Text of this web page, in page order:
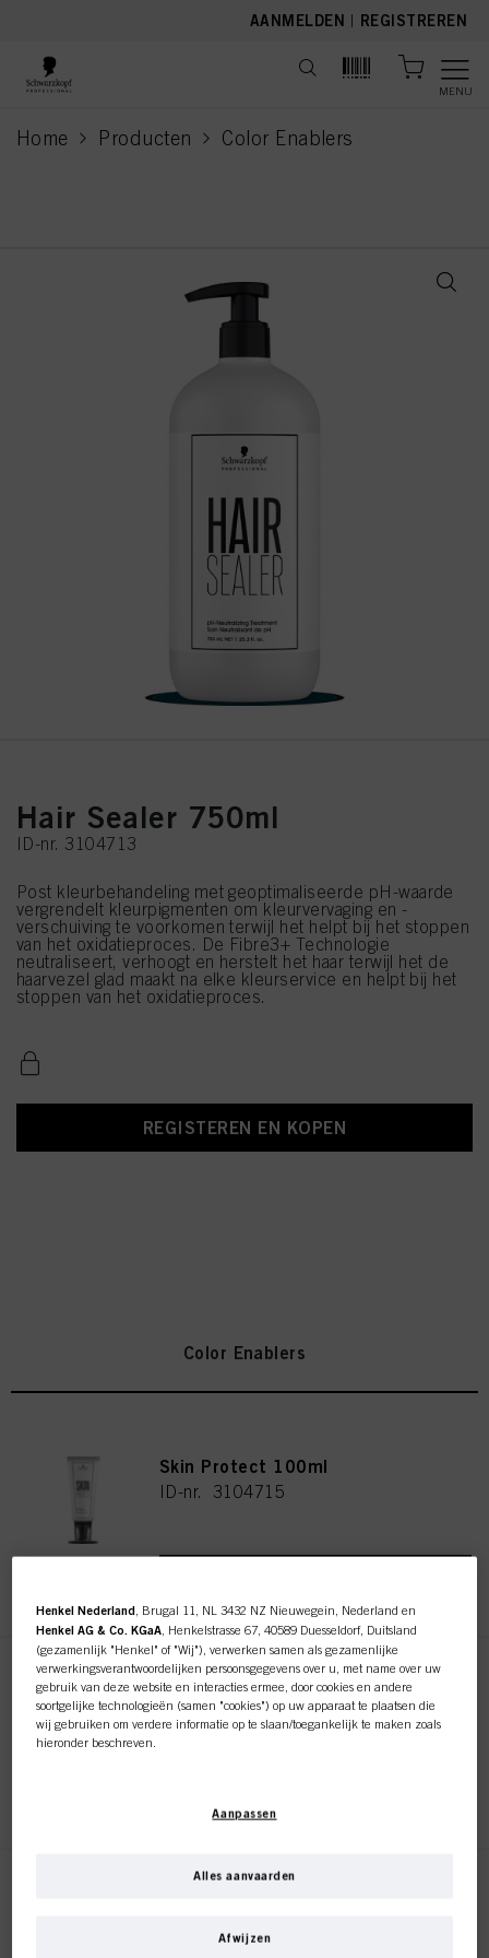
AANMELDEN | REGISTREREN
MENU
Home Producten Color Enablers
current page
Hair Sealer 750ml
ID-nr. 3104713
Post kleurbehandeling met geoptimaliseerde pH-waarde
vergrendelt kleurpigmenten om kleurvervaging en -
verschuiving te voorkomen terwijl het helpt bij het stoppen
van het oxidatieproces. De Fibre3+ Technologie
neutraliseert, verhoogt en herstelt het haar terwijl het de
haarvezel glad maakt na elke kleurservice en helpt bij het
stoppen van het oxidatieproces.
REGISTEREN EN KOPEN
Color Enablers
Skin Protect 100ml
ID-nr. 3104715
Stain Remover 250ml
ID-nr. 3050809
Henkel Nederland , Brugal 11, NL 3432 NZ Nieuwegein, Nederland en
Henkel AG & Co. KGaA , Henkelstrasse 67, 40589 Duesseldorf, Duitsland
(gezamenlijk "Henkel" of "Wij"), verwerken samen als gezamenlijke
verwerkingsverantwoordelijken persoonsgegevens over u, met name over uw
gebruik van deze website en interacties ermee, door cookies en andere
soortgelijke technologieën (samen "cookies") op uw apparaat te plaatsen die
wij gebruiken om verdere informatie op te slaan/toegankelijk te maken zoals
hieronder beschreven.
aangegeven in onze Gegevensbeschermingsverklaring waarnaar een link in
te meten en te optimaliseren, om u
website en uw commerciële interacties met ons (respectievelijk het bedrijf
waarvoor u werkt) analyseren en op basis daarvan uw aankopen van onze
Aanpassen
Afwijzen
Alles aanvaarden